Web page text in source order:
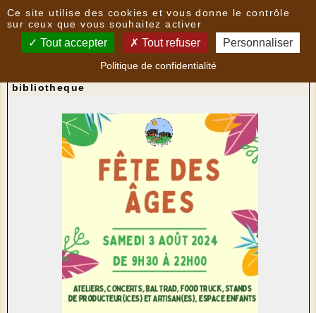
Nouvelles
Découverte du village des Âges, à 3 km de la
bibliotheque
Ce site utilise des cookies et vous donne le contrôle
sur ceux que vous souhaitez activer
Tout accepter Tout refuser Personnaliser
Politique de confidentialité